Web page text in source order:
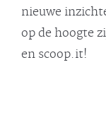
nieuwe
op de hoogte
en scoop.it!